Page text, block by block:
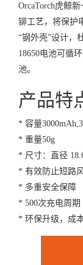
OrcaTorch虎鲸
铆工艺，将保护
“钢外壳”设计，
18650电池可循
池。
产品特
* 容量
* 重量50g
* 尺寸：直径
* 有效防止短路
* 多重安全保障
* 500次充电周期
* 环保升级，成